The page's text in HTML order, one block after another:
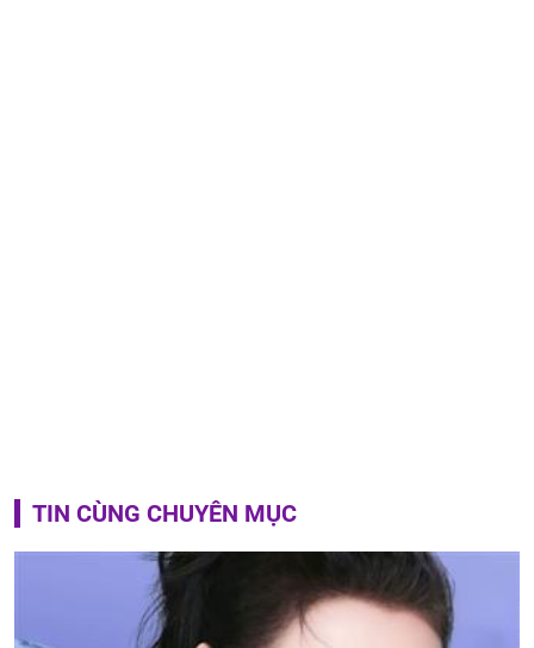
TIN CÙNG CHUYÊN MỤC